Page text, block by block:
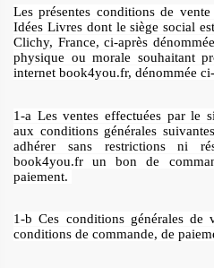
Les présentes conditions de
Idées Livres dont le siège social
Clichy, France, ci-après
physique ou morale souhaitant
internet book4you.fr, dénommée ci-
1-a Les ventes effectuées par le
aux conditions générales
adhérer sans restrictions ni
book4you.fr un bon de
paiement.
1-b Ces conditions générales de
conditions de commande, de